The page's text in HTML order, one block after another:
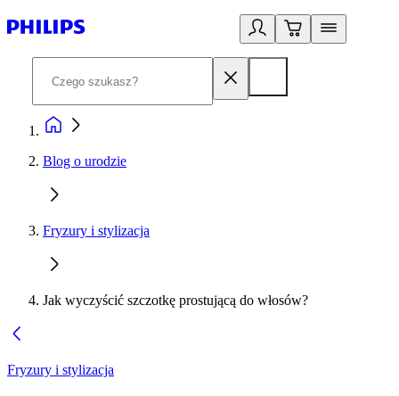
Blog o urodzie
Fryzury i stylizacja
Jak wyczyścić szczotkę prostującą do włosów?
Fryzury i stylizacja